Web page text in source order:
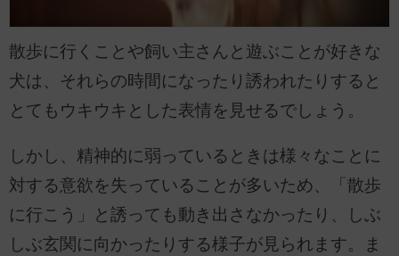
散歩に行くことや飼い主さんと遊ぶことが好きな
犬は、それらの時間になったり誘われたりすると
とてもウキウキとした表情を見せるでしょう。
しかし、精神的に弱っているときは様々なことに
対する意欲を失っていることが多いため、「散歩
に行こう」と誘っても動き出さなかったり、しぶ
しぶ玄関に向かったりする様子が見られます。ま